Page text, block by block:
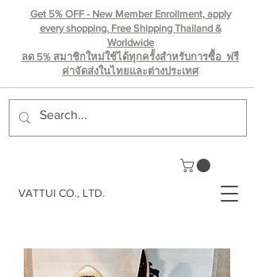
VATTUI CO., LTD.
Get 5% OFF - New Member Enrollment, apply
every shopping. Free Shipping Thailand &
Worldwide
ลด 5% สมาชิกใหม่ใช้ได้ทุกครั้งสำหรับการซื้อ ฟรี
ค่าจัดส่งในไทยเเละต่างประเทศ